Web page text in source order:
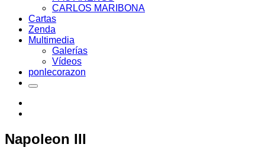
CARLOS MARIBONA
Cartas
Zenda
Multimedia
Galerías
Vídeos
ponlecorazon
Napoleon III